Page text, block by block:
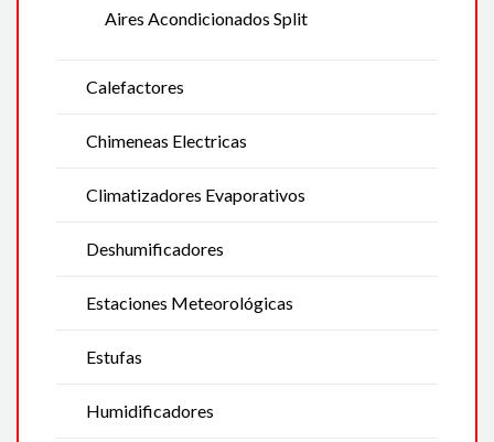
Aires Acondicionados Split
Calefactores
Chimeneas Electricas
Climatizadores Evaporativos
Deshumificadores
Estaciones Meteorológicas
Estufas
Humidificadores